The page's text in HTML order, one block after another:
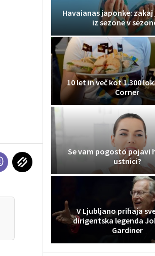
Havaianas japonke:
iz sezone v
10 let in več kot 1.300
Corner
Se vam pogosto pojavi
ustnici?
V Ljubljano prihaja
dirigentska legenda
Gardiner